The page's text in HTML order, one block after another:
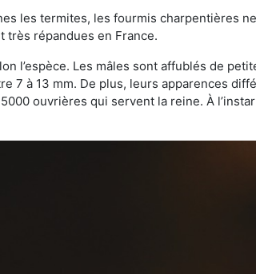
les termites, les fourmis charpentières
très répandues en France.
l’espèce. Les mâles sont affublés de
7 à 13 mm. De plus, leurs apparences
ouvrières qui servent la reine. À